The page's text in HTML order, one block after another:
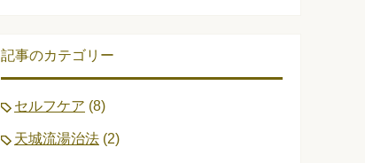
記事のカテゴリー
セルフケア (8)
天城流湯治法 (2)